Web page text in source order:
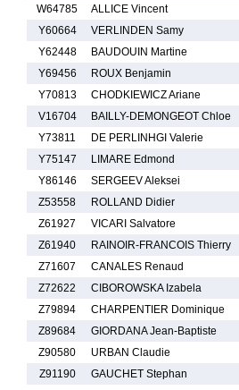
W64785
ALLICE Vincent
Y60664
VERLINDEN Samy
Y62448
BAUDOUIN Martine
Y69456
ROUX Benjamin
Y70813
CHODKIEWICZ Ariane
V16704
BAILLY-DEMONGEOT Chloe
Y73811
DE PERLINHGI Valerie
Y75147
LIMARE Edmond
Y86146
SERGEEV Aleksei
Z53558
ROLLAND Didier
Z61927
VICARI Salvatore
Z61940
RAINOIR-FRANCOIS Thierry
Z71607
CANALES Renaud
Z72622
CIBOROWSKA Izabela
Z79894
CHARPENTIER Dominique
Z89684
GIORDANA Jean-Baptiste
Z90580
URBAN Claudie
Z91190
GAUCHET Stephan